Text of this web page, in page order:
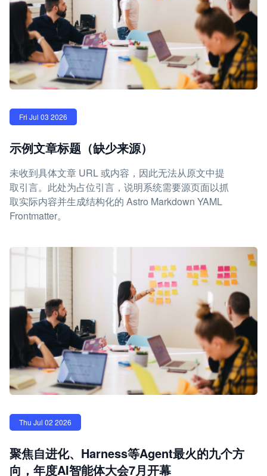
Fri Jul 03 2026
示例文章标题（缺少来源）
未收到具体文章 URL 或内容，因此无法从原文中提
取引言。此处为占位引言，说明系统需要源页面以抓
取实际内容并生成结构化的 Astro Markdown YAML
Frontmatter。
Thu Jul 02 2026
聚焦自进化、Harness等Agent最火的九个方
向，年度AI智能体大会7月开幕